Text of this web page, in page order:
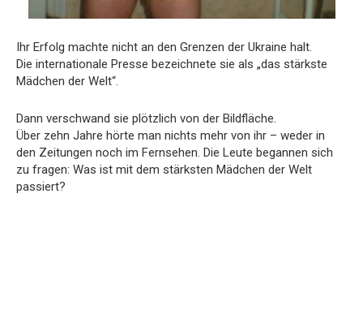
Ihr Erfolg machte nicht an den Grenzen der Ukraine halt.
Die internationale Presse bezeichnete sie als „das stärkste
Mädchen der Welt“.
Dann verschwand sie plötzlich von der Bildfläche.
Über zehn Jahre hörte man nichts mehr von ihr – weder in
den Zeitungen noch im Fernsehen. Die Leute begannen sich
zu fragen: Was ist mit dem stärksten Mädchen der Welt
passiert?